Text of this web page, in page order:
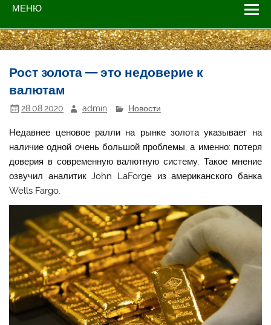
МЕНЮ
Рост золота — это недоверие к
валютам
28.08.2020 admin Новости
Недавнее ценовое ралли на рынке золота указывает на
наличие одной очень большой проблемы, а именно: потеря
доверия в современную валютную систему. Такое мнение
озвучил аналитик John LaForge из американского банка
Wells Fargo.